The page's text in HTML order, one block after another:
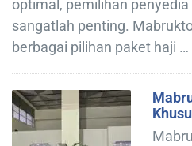
optimal, pemilihan
sangatlah penting.
berbagai pilihan paket haji …